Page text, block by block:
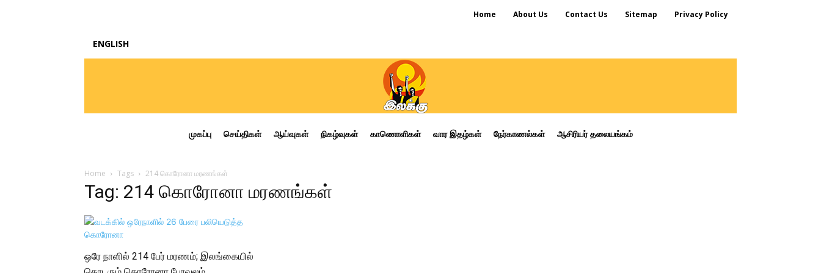
Home About Us Contact Us Sitemap Privacy Policy
ENGLISH
முகப்பு செய்திகள் ஆய்வுகள் நிகழ்வுகள் காணொளிகள் வார இதழ்கள் நேர்காணல்கள் ஆசிரியர் தலையங்கம்
Home Tags 214 கொரோனா மரணங்கள்
Tag: 214 கொரோனா மரணங்கள்
ஒரே நாளில் 214 பேர் மரணம்; இலங்கையில்